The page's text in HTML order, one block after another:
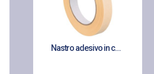
Nastro adesivo in carta crespata Premium gomma naturale